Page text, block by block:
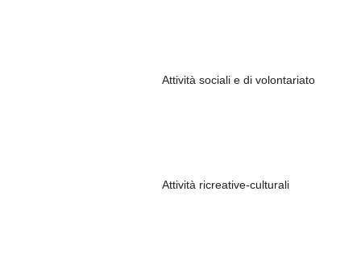
Attività sociali e di volontariato
Attività ricreative-culturali